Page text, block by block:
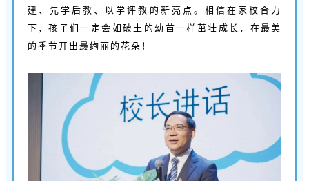
建、先学后教、以学评教的新亮点。相信在家校合力
下，孩子们一定会如破土的幼苗一样茁壮成长，在最美
的季节开出最绚丽的花朵！